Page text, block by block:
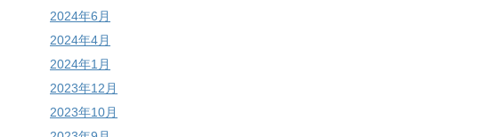
2024年6月
2024年4月
2024年1月
2023年12月
2023年10月